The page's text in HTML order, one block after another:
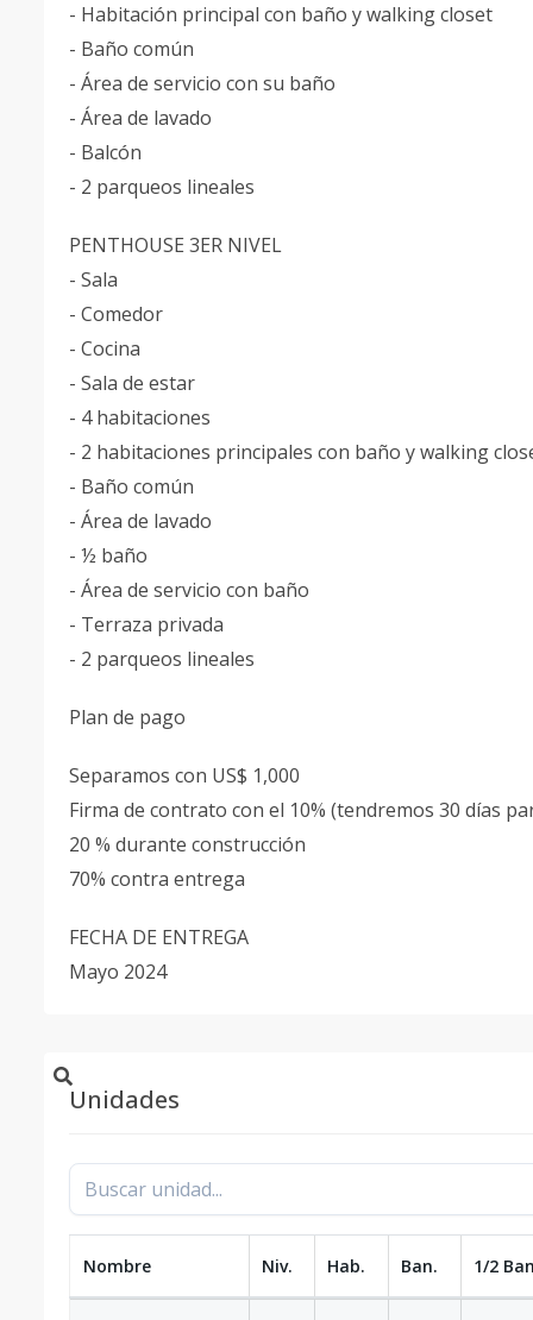
- Habitación principal con baño y walking closet
- Baño común
- Área de servicio con su baño
- Área de lavado
- Balcón
- 2 parqueos lineales
PENTHOUSE 3ER NIVEL
- Sala
- Comedor
- Cocina
- Sala de estar
- 4 habitaciones
- 2 habitaciones principales con baño y walking
- Baño común
- Área de lavado
- ½ baño
- Área de servicio con baño
- Terraza privada
- 2 parqueos lineales
Plan de pago
Separamos con US$ 1,000
Firma de contrato con el 10% (tendremos 30 días
20 % durante construcción
70% contra entrega
FECHA DE ENTREGA
Mayo 2024
Unidades
Nombre Niv. Hab. Ban. 1/2